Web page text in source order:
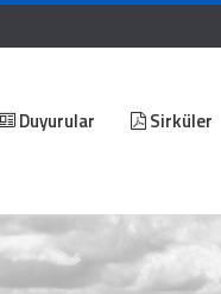
Duyurular Sirküler